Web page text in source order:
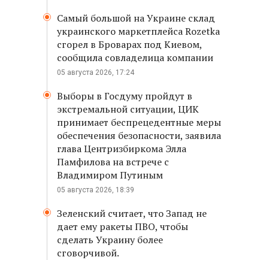
Самый большой на Украине склад
украинского маркетплейса Rozetka
сгорел в Броварах под Киевом,
сообщила совладелица компании
05 августа 2026, 17:24
Выборы в Госдуму пройдут в
экстремальной ситуации, ЦИК
принимает беспрецедентные меры
обеспечения безопасности, заявила
глава Центризбиркома Элла
Памфилова на встрече с
Владимиром Путиным
05 августа 2026, 18:39
Зеленский считает, что Запад не
дает ему ракеты ПВО, чтобы
сделать Украину более
сговорчивой.